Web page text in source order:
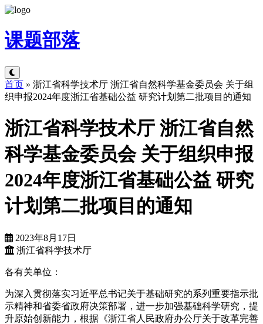
课题部落
首页 » 浙江省科学技术厅 浙江省自然科学基金委员会 关于组
织申报2024年度浙江省基础公益 研究计划第二批项目的通知
浙江省科学技术厅 浙江省自然
科学基金委员会 关于组织申报
2024年度浙江省基础公益 研究
计划第二批项目的通知
2023年8月17日
浙江省科学技术厅
各有关单位：
为深入贯彻落实习近平总书记关于基础研究的系列重要指示批
示精神和省委省政府决策部署，进一步加强基础科学研究，提
升原始创新能力，根据《浙江省人民政府办公厅关于改革完善